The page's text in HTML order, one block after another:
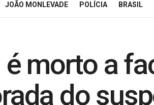
JOÃO MONLEVADE POLÍCIA BRASIL
é morto a
do